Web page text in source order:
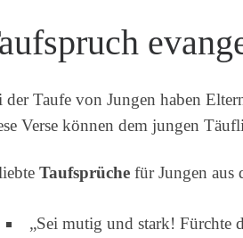
der Taufe von Jungen haben
Verse können dem jungen
Taufsprüche für Jungen aus
„Sei mutig und stark! Fürchte